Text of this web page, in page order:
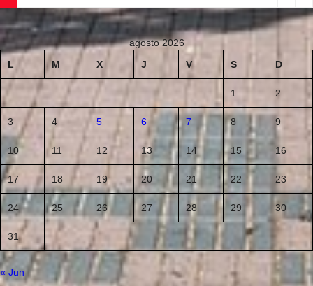
agosto 2026
L
M X J V S D
1 2
3 4 5 6 7 8 9
10 11 12 13 14 15 16
17 18 19 20 21 22 23
24 25 26 27 28 29 30
31
« Jun